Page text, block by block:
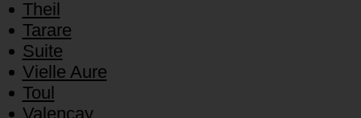
Theil
Tarare
Suite
Vielle Aure
Toul
Valençay